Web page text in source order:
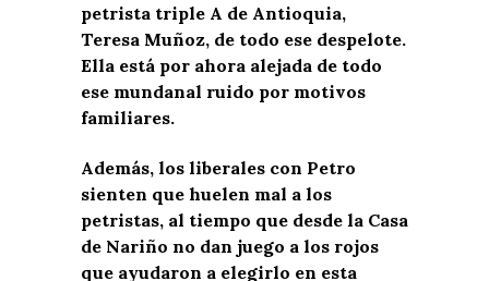
petrista triple A de Antioquia,
Teresa Muñoz, de todo ese despelote.
Ella está por ahora alejada de todo
ese mundanal ruido por motivos
familiares.
Además, los liberales con Petro
sienten que huelen mal a los
petristas, al tiempo que desde la Casa
de Nariño no dan juego a los rojos
que ayudaron a elegirlo en esta